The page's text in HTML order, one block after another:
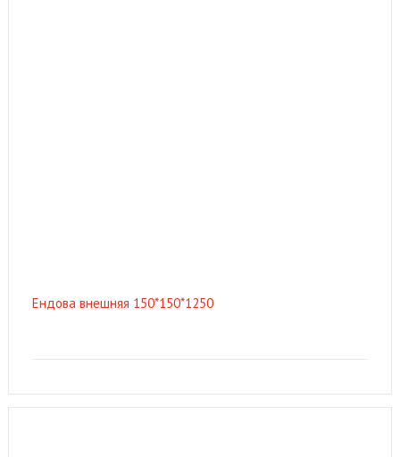
Ендова внешняя 150*150*1250